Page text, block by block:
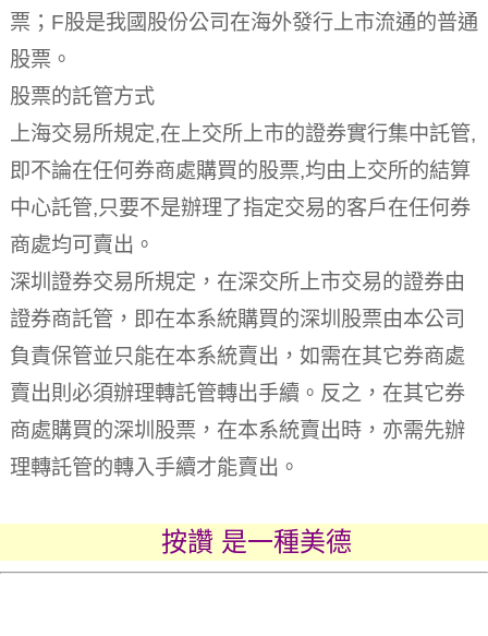
票；F股是我國股份公司在海外發行上市流通的普通
股票。
股票的託管方式
上海交易所規定,在上交所上市的證券實行集中託管,
即不論在任何券商處購買的股票,均由上交所的結算
中心託管,只要不是辦理了指定交易的客戶在任何券
商處均可賣出。
深圳證券交易所規定，在深交所上市交易的證券由
證券商託管，即在本系統購買的深圳股票由本公司
負責保管並只能在本系統賣出，如需在其它券商處
賣出則必須辦理轉託管轉出手續。反之，在其它券
商處購買的深圳股票，在本系統賣出時，亦需先辦
理轉託管的轉入手續才能賣出。
按讚 是一種美德